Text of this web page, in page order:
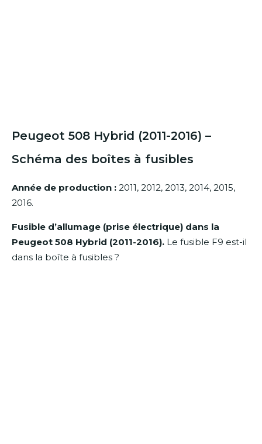
Peugeot 508 Hybrid (2011-2016) –
Schéma des boîtes à fusibles
Année de production : 2011, 2012, 2013, 2014, 2015,
2016.
Fusible d’allumage (prise électrique) dans la
Peugeot 508 Hybrid (2011-2016). Le fusible F9 est-il
dans la boîte à fusibles ?